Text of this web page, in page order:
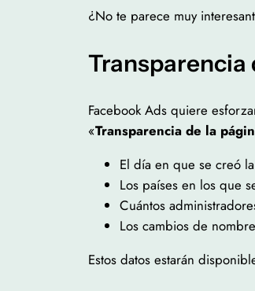
¿No te parece muy
Transparencia
Facebook Ads quiere
«Transparencia de la
El día en que se creó
Los países en los que
Cuántos
Los cambios de
Estos datos estarán